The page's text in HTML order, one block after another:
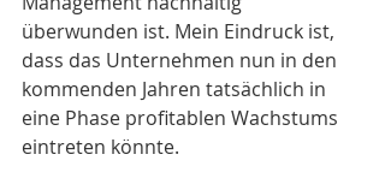
überwunden ist. Mein Eindruck ist,
dass das Unternehmen nun in den
kommenden Jahren tatsächlich in
eine Phase profitablen Wachstums
eintreten könnte.